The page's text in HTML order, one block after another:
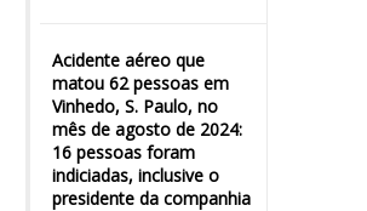
Acidente aéreo que
matou 62 pessoas em
Vinhedo, S. Paulo, no
mês de agosto de 2024:
16 pessoas foram
indiciadas, inclusive o
presidente da companhia